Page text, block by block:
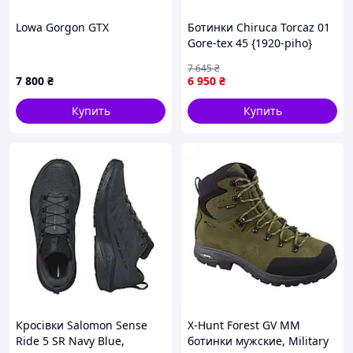
Собственное
производство полного цикла
изготовления обуви для военных, полиции, МЧС,
охраны, лесных хозяйств, охотников, рыболовов и
туризма более 10 лет!
Используем только
натуральные материалы и
качественные комплектующиеиз фабрик Украины,
Италии, Польши и Турции.
Кроме стандартного размерного ряда, производим
Нашаобувь сертифицирована , а также каждая пара
Lowa Gorgon GTX
7 800 ₴
Купить
Ботинки Chiruca Torcaz 01
Gore-tex 45 {1920-piho}
6 950 ₴
7 645₴
Купить
Кросівки Salomon Sense
Ride 5 SR Navy Blue,
X-Hunt Forest GV MM
ботинки мужские, Military